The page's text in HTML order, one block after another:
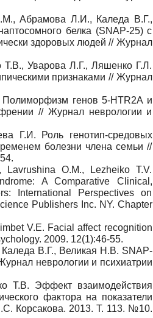
Абрамова Л.И., Каледа В.Г.,
белка (SNAP-25) с
здоровых людей // Журнал
Уварова Л.Г., Ляшенко Г.Л.
признаками // Журнал
генов 5-НТR2A и
// Журнал неврологии и
Г.И. Роль генотип-средовых
болезни члена семьи //
O.M., Lezheiko T.V.
A Comparative Clinical,
International Perspectives on
Publishers Inc. NY. Chapter
V.E. Facial affect recognition
2009. 12(1):46-55.
В.Г., Великая Н.В. SNAP-
неврологии и психиатрии
Т.В. Эффект взаимодействия
фактора на показатели
Корсакова. 2013. Т. 113. №10.